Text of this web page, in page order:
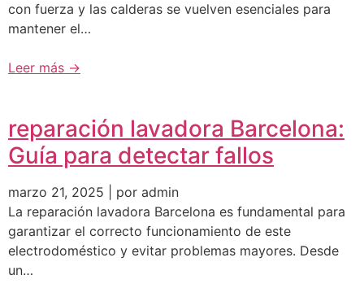
con fuerza y las calderas se vuelven esenciales para
mantener el…
Leer más →
reparación lavadora Barcelona:
Guía para detectar fallos
marzo 21, 2025 | por admin
La reparación lavadora Barcelona es fundamental para
garantizar el correcto funcionamiento de este
electrodoméstico y evitar problemas mayores. Desde
un…